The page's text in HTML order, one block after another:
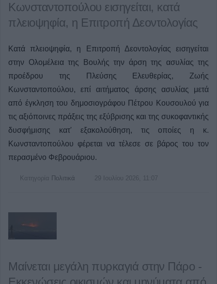
Κωνσταντοπούλου εισηγείται, κατά
πλειοψηφία, η Επιτροπή Δεοντολογίας
Κατά πλειοψηφία, η Επιτροπή Δεοντολογίας εισηγείται
στην Ολομέλεια της Βουλής την άρση της ασυλίας της
προέδρου της Πλεύσης Ελευθερίας, Ζωής
Κωνσταντοπούλου, επί αιτήματος άρσης ασυλίας μετά
από έγκληση του δημοσιογράφου Πέτρου Κουσουλού για
τις αξιόποινες πράξεις της εξύβρισης και της συκοφαντικής
δυσφήμισης κατ' εξακολούθηση, τις οποίες η κ.
Κωνσταντοπούλου φέρεται να τέλεσε σε βάρος του τον
περασμένο Φεβρουάριου.
Κατηγορία Πολιτικά 29 Ιουλίου 2026, 11:07
Μαίνεται μεγάλη πυρκαγιά στην Πάρο -